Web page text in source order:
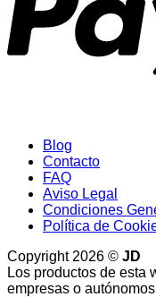
Blog
Contacto
FAQ
Aviso Legal
Condiciones
Política de
Copyright 2026 © JD
Los productos de esta
empresas o autónomos